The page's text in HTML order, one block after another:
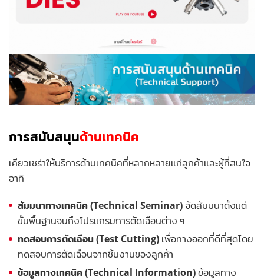
การสนับสนุนด้านเทคนิค
เคียวเซร่าให้บริการด้านเทคนิคที่หลากหลายแก่ลูกค้าและผู้ที่สนใจ
อาทิ
สัมมนาทางเทคนิค (Technical Seminar)จัดสัมมนาตั้งแต่
ขั้นพื้นฐานจนถึงโปรแกรมการตัดเฉือนต่าง ๆ
ทดสอบการตัดเฉือน (Test Cutting) เพื่อทางออกที่ดีที่สุดโดย
ทดสอบการตัดเฉือนจากชิ้นงานของลูกค้า
ข้อมูลทางเทคนิค (Technical Information)ข้อมูลทาง